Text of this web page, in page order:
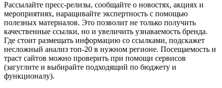
Рассылайте пресс-релизы, сообщайте о новостях, акциях и
мероприятиях, наращивайте экспертность с помощью
полезных материалов. Это позволит не только получить
качественные ссылки, но и увеличить узнаваемость бренда.
Где стоит размещать информацию со ссылками, подскажет
несложный анализ топ-20 в нужном регионе. Посещаемость и
траст сайтов можно проверить при помощи сервисов
(загуглите и выбирайте подходящий по бюджету и
функционалу).